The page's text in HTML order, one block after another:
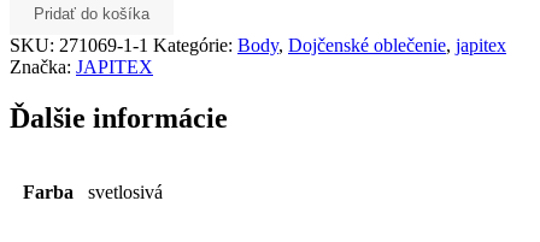
Pridať do košíka
SKU: 271069-1-1 Kategórie: Body, Dojčenské oblečenie, japitex
Značka: JAPITEX
Ďalšie informácie
Farba svetlosivá